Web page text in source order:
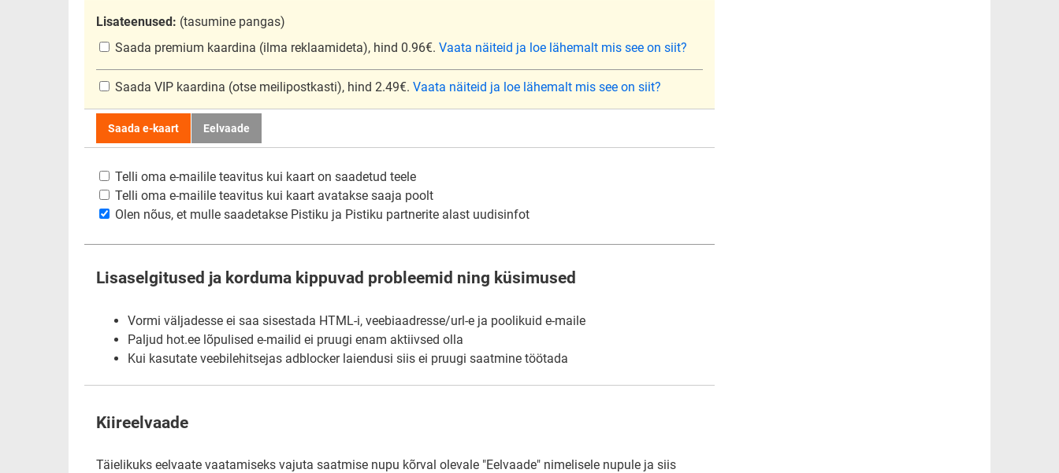
Lisateenused: (tasumine pangas)
Saada premium kaardina (ilma reklaamideta), hind 0.96€. Vaata näiteid ja loe lähemalt mis see on siit?
Saada VIP kaardina (otse meilipostkasti), hind 2.49€. Vaata näiteid ja loe lähemalt mis see on siit?
Saada e-kaart Eelvaade
Telli oma e-mailile teavitus kui kaart on saadetud teele
Telli oma e-mailile teavitus kui kaart avatakse saaja poolt
Olen nõus, et mulle saadetakse Pistiku ja Pistiku partnerite alast uudisinfot
Lisaselgitused ja korduma kippuvad probleemid ning küsimused
Vormi väljadesse ei saa sisestada HTML-i, veebiaadresse/url-e ja poolikuid e-maile
Paljud hot.ee lõpulised e-mailid ei pruugi enam aktiivsed olla
Kui kasutate veebilehitsejas adblocker laiendusi siis ei pruugi saatmine töötada
Kiireelvaade
Täielikuks eelvaate vaatamiseks vajuta saatmise nupu kõrval olevale "Eelvaade" nimelisele nupule ja siis